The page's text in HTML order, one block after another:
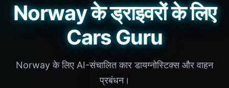
Norway के ड्राइवरों के लिए
Cars Guru
Norway के लिए AI-संचालित कार डायग्नोस्टिक्स और वाहन
प्रबंधन।